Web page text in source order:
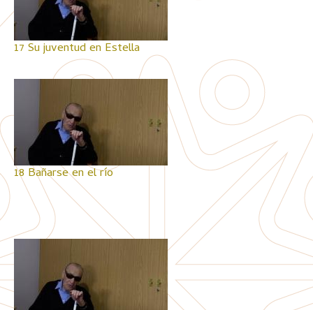
17 Su juventud en Estella
18 Bañarse en el río